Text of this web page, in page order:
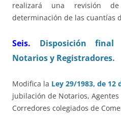
realizará una revisión
determinación de las cuantías
Seis. Disposición final
Notarios y Registradores.
Modifica la Ley 29/1983, de 12
jubilación de Notarios, Agentes
Corredores colegiados de